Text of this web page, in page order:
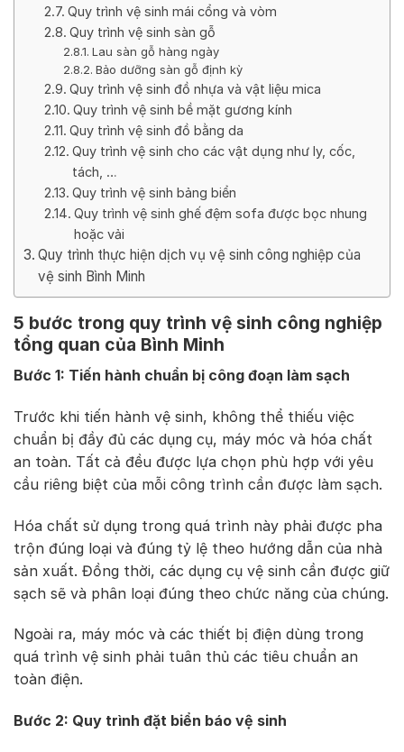
Quy trình vệ sinh mái cổng và vòm
Quy trình vệ sinh sàn gỗ
Lau sàn gỗ hàng ngày
Bảo dưỡng sàn gỗ định kỳ
Quy trình vệ sinh đồ nhựa và vật liệu mica
Quy trình vệ sinh bề mặt gương kính
Quy trình vệ sinh đồ bằng da
Quy trình vệ sinh cho các vật dụng như ly, cốc,
tách, …
Quy trình vệ sinh bảng biển
Quy trình vệ sinh ghế đệm sofa được bọc nhung
hoặc vải
Quy trình thực hiện dịch vụ vệ sinh công nghiệp của
vệ sinh Bình Minh
5 bước trong quy trình vệ sinh công nghiệp
tổng quan của Bình Minh
Bước 1: Tiến hành chuẩn bị công đoạn làm sạch
Trước khi tiến hành vệ sinh, không thể thiếu việc
chuẩn bị đầy đủ các dụng cụ, máy móc và hóa chất
an toàn. Tất cả đều được lựa chọn phù hợp với yêu
cầu riêng biệt của mỗi công trình cần được làm sạch.
Hóa chất sử dụng trong quá trình này phải được pha
trộn đúng loại và đúng tỷ lệ theo hướng dẫn của nhà
sản xuất. Đồng thời, các dụng cụ vệ sinh cần được giữ
sạch sẽ và phân loại đúng theo chức năng của chúng.
Ngoài ra, máy móc và các thiết bị điện dùng trong
quá trình vệ sinh phải tuân thủ các tiêu chuẩn an
toàn điện.
Bước 2: Quy trình đặt biển báo vệ sinh